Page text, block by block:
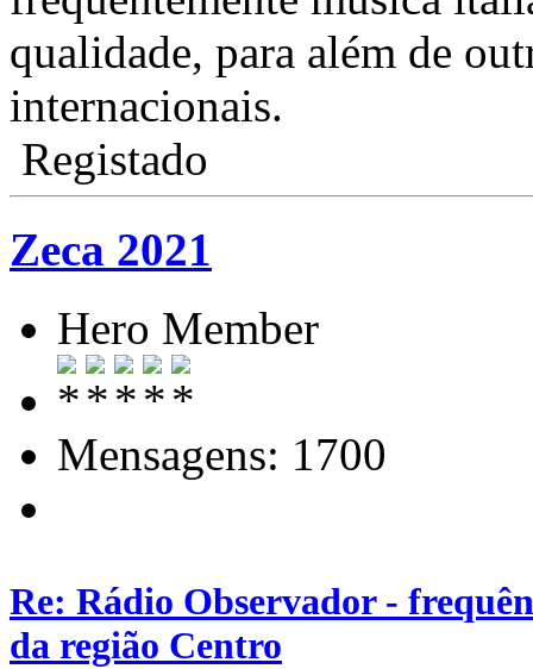
qualidade, para além de
internacionais.
Registado
Zeca 2021
Hero Member
Mensagens: 1700
Re: Rádio Observador -
da região Centro